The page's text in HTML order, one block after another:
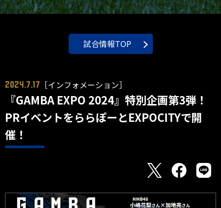
試合情報TOP
2024.7.17 ［インフォメーション］
『GAMBA EXPO 2024』特別企画第3弾！
PRイベントをららぽーとEXPOCITYで開
催！